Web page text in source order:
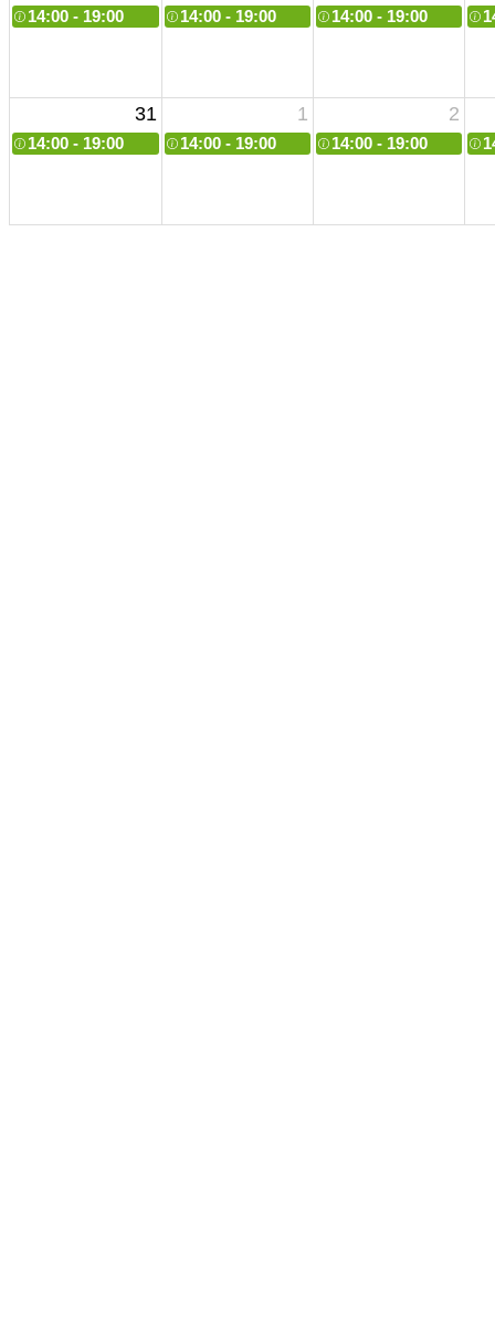
14:00 - 19:00 14:00 - 19:00 14:00 - 19:00
31
14:00 - 19:00
1
14:00 - 19:00
2
14:00 - 19:00